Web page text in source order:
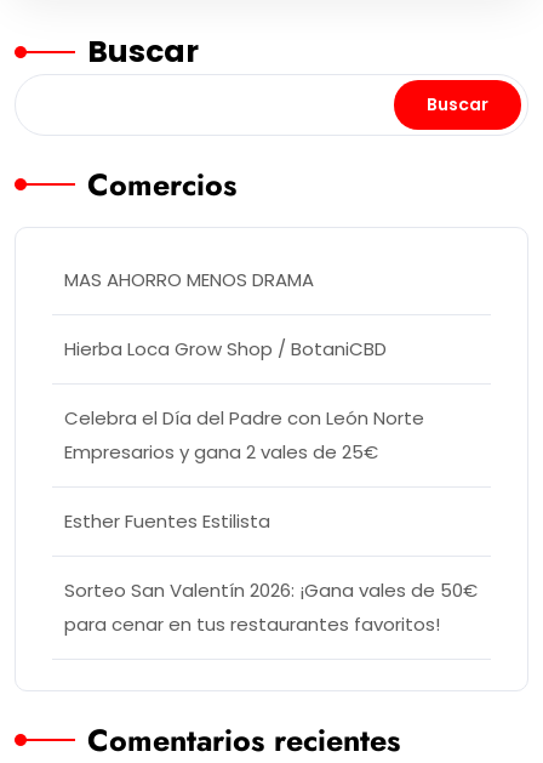
Buscar
Buscar
Comercios
MAS AHORRO MENOS DRAMA
Hierba Loca Grow Shop / BotaniCBD
Celebra el Día del Padre con León Norte
Empresarios y gana 2 vales de 25€
Esther Fuentes Estilista
Sorteo San Valentín 2026: ¡Gana vales de 50€
para cenar en tus restaurantes favoritos!
Comentarios recientes